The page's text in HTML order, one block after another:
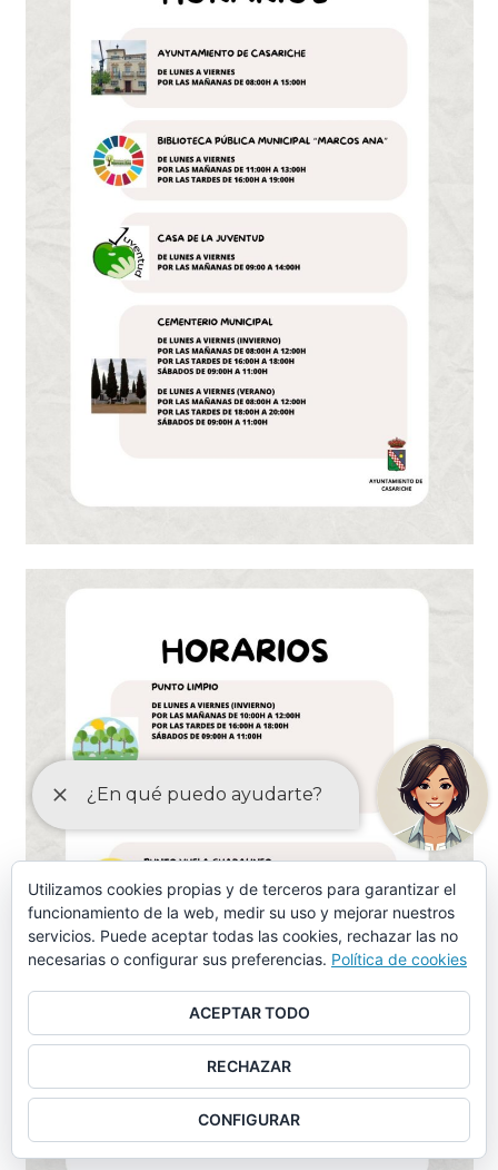
Utilizamos cookies propias y de terceros para garantizar el
funcionamiento de la web, medir su uso y mejorar nuestros
servicios. Puede aceptar todas las cookies, rechazar las no
necesarias o configurar sus preferencias. Política de cookies
ACEPTAR TODO
RECHAZAR
CONFIGURAR